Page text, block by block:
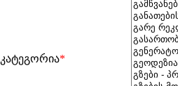
კატეგორია*